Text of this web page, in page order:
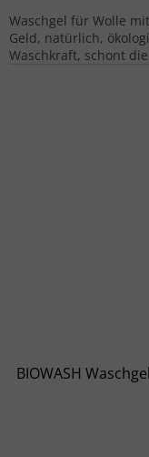
Waschgel für Wolle
Geld, natürlich,
Waschkraft, schont
BIOWASH